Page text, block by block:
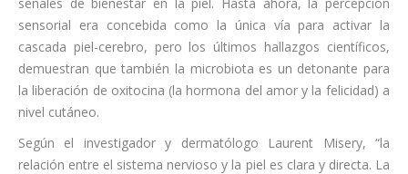
sensorial era concebida como la única vía para activar la
cascada piel-cerebro, pero los últimos hallazgos científicos,
demuestran que también la microbiota es un detonante para
la liberación de oxitocina (la hormona del amor y la felicidad) a
nivel cutáneo.
Según el investigador y dermatólogo Laurent Misery, “la
relación entre el sistema nervioso y la piel es clara y directa. La